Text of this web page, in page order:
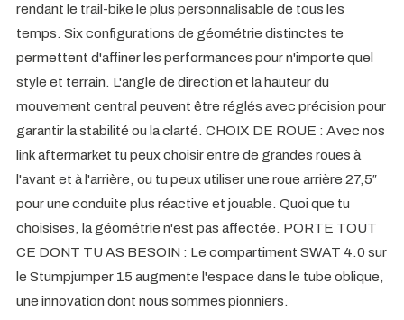
rendant le trail-bike le plus personnalisable de tous les
temps. Six configurations de géométrie distinctes te
permettent d'affiner les performances pour n'importe quel
style et terrain. L'angle de direction et la hauteur du
mouvement central peuvent être réglés avec précision pour
garantir la stabilité ou la clarté. CHOIX DE ROUE : Avec nos
link aftermarket tu peux choisir entre de grandes roues à
l'avant et à l'arrière, ou tu peux utiliser une roue arrière 27,5″
pour une conduite plus réactive et jouable. Quoi que tu
choisises, la géométrie n'est pas affectée. PORTE TOUT
CE DONT TU AS BESOIN : Le compartiment SWAT 4.0 sur
le Stumpjumper 15 augmente l'espace dans le tube oblique,
une innovation dont nous sommes pionniers.